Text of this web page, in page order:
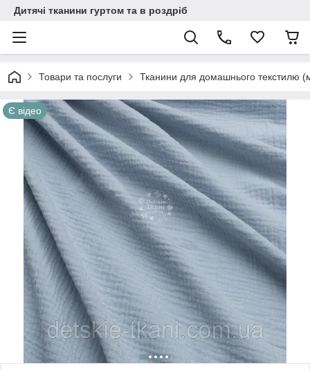
Дитячі тканини гуртом та в роздріб
Товари та послуги Тканини для домашнього текстилю
Є відео